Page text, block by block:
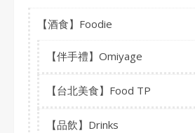
【酒食】Foodie
【伴手禮】Omiyage
【台北美食】Food TP
【品飲】Drinks